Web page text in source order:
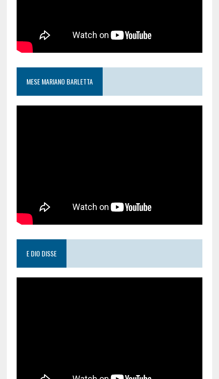
MESE MARIANO BARLETTA
E DIO DISSE